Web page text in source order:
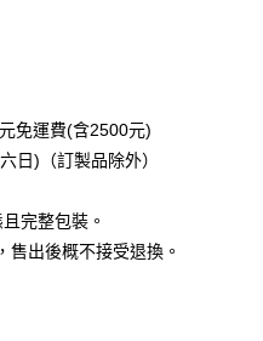
免運費
免運費(含2500元)
日)（訂製品除外）
完整包裝。
售出後概不接受退換。